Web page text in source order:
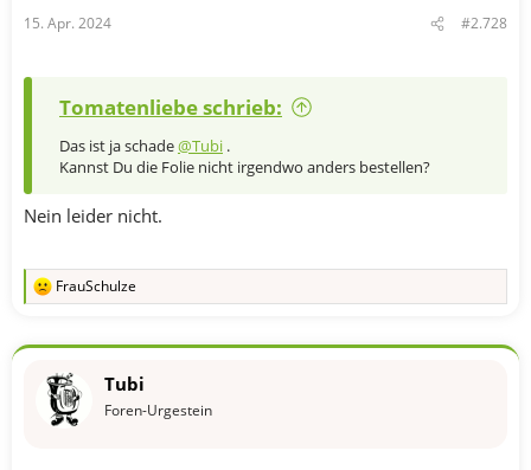
15. Apr. 2024 #2.728
Tomatenliebe schrieb:
Das ist ja schade@Tubi .
Kannst Du die Folie nicht irgendwo anders bestellen?
Nein leider nicht.
R
k
FrauSchulze
Tubi
Foren-Urgestein